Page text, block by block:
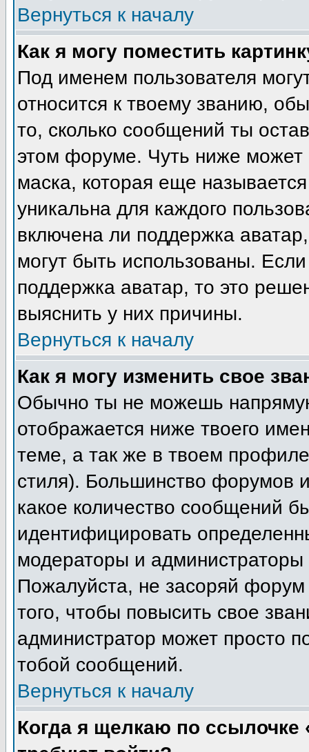
Вернуться к началу
Как я могу поместить
Под именем пользователя
относится к твоему званию,
то, сколько сообщений ты
этом форуме. Чуть ниже может
маска, которая еще
уникальна для каждого
включена ли поддержка
могут быть использованы.
поддержка аватар, то это
выяснить у них причины.
Вернуться к началу
Как я могу изменить свое
Обычно ты не можешь
отображается ниже твоего
теме, а так же в твоем
стиля). Большинство форумов
какое количество сообщений
идентифицировать
модераторы и
Пожалуйста, не засоряй
того, чтобы повысить свое
администратор может просто
тобой сообщений.
Вернуться к началу
Когда я щелкаю по ссылочке